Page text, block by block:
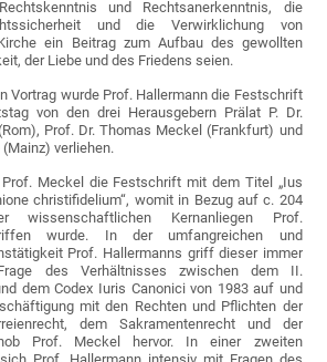
und Rechtsanerkenntnis, die
und die Verwirklichung von
ein Beitrag zum Aufbau des gewollten
der Liebe und des Friedens seien.
Vortrag wurde Prof. Hallermann die Festschrift
von den drei Herausgebern Prälat P. Dr.
Prof. Dr. Thomas Meckel (Frankfurt) und
verliehen.
Meckel die Festschrift mit dem Titel „Ius
christifidelium“, womit in Bezug auf c. 204
wissenschaftlichen Kernanliegen Prof.
wurde. In der umfangreichen und
Prof. Hallermanns griff dieser immer
des Verhältnisses zwischen dem II.
dem Codex Iuris Canonici von 1983 auf und
mit den Rechten und Pflichten der
dem Sakramentenrecht und der
Prof. Meckel hervor. In einer zweiten